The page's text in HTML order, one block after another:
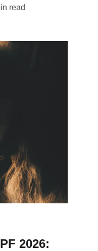
read
2026: